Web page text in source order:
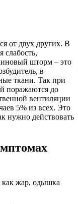
от двух других. В
шторм – это
в
ткани. Так при
поражаются до
вентиляции
5% из всех. Это
нужно действовать
как жар, одышка